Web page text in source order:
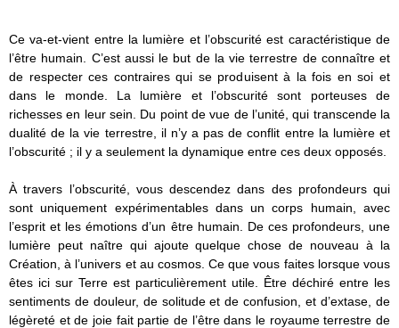
Ce va-et-vient entre la lumière et l’obscurité est caractéristique de
l’être humain. C’est aussi le but de la vie terrestre de connaître et
de respecter ces contraires qui se produisent à la fois en soi et
dans le monde. La lumière et l’obscurité sont porteuses de
richesses en leur sein. Du point de vue de l’unité, qui transcende la
dualité de la vie terrestre, il n’y a pas de conflit entre la lumière et
l’obscurité ; il y a seulement la dynamique entre ces deux opposés.
À travers l’obscurité, vous descendez dans des profondeurs qui
sont uniquement expérimentables dans un corps humain, avec
l’esprit et les émotions d’un être humain. De ces profondeurs, une
lumière peut naître qui ajoute quelque chose de nouveau à la
Création, à l’univers et au cosmos. Ce que vous faites lorsque vous
êtes ici sur Terre est particulièrement utile. Être déchiré entre les
sentiments de douleur, de solitude et de confusion, et d’extase, de
légèreté et de joie fait partie de l’être dans le royaume terrestre de